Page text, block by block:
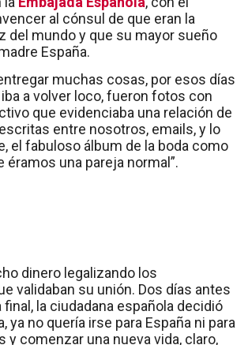
al cónsul de que eran la
del mundo y que su mayor sueño
España.
muchas cosas, por esos días
a volver loco, fueron fotos con
que evidenciaba una relación de
entre nosotros, emails, y lo
el fabuloso álbum de la boda como
éramos una pareja normal”.
dinero legalizando los
validaban su unión. Dos días antes
la ciudadana española decidió
ya no quería irse para España ni para
y comenzar una nueva vida, claro,